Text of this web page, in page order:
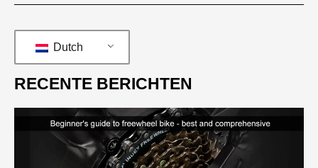
Dutch
RECENTE BERICHTEN